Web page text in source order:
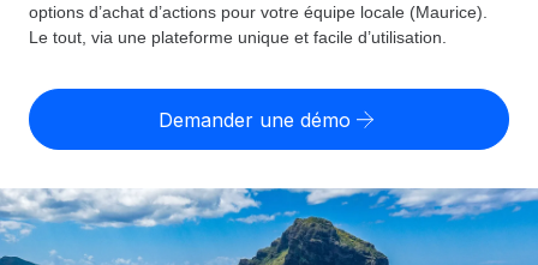
Employer of record
entités
Gestion des freelances
Intégrez et gérez vos freelances partout dans le monde
Explorateur de pays
Toutes les informations sur l’emploi à l’international,
Explorateur des États-Unis (par État)
Simplifiez l’embauche à travers les différents États des
Comparer Remote
Examinez notre service par rapport aux autres
OUTILS & CALCULATEURS
Évaluez le risque de requalification de contrat par pays
Calculez le coût total des employés dans n’importe quel
pays
Tarification
English (United States)
English
Nederlands Connexion
options d’achat d’actions pour votre équipe locale (Maurice).
Le tout, via une plateforme unique et facile d’utilisation.
Demander une démo